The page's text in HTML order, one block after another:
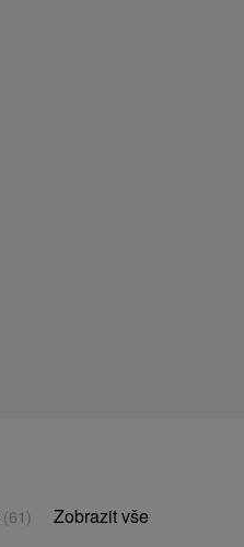
(61) Zobrazit vše